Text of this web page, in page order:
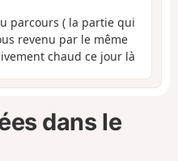
parcours ( la partie qui
revenu par le même
chaud ce jour là
dans le